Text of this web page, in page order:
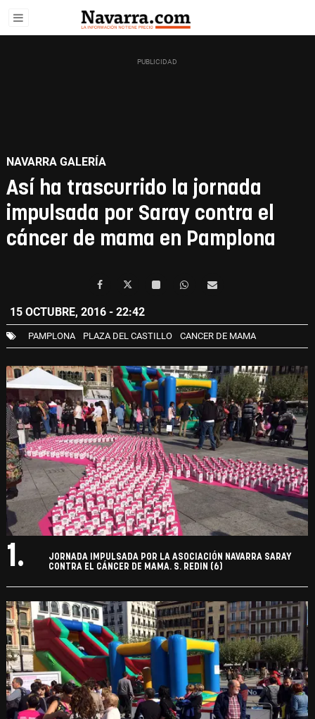
NAVARRA GALERÍA
Así ha trascurrido la jornada
impulsada por Saray contra el
cáncer de mama en Pamplona
15 OCTUBRE, 2016 - 22:42
PAMPLONA PLAZA DEL CASTILLO CANCER DE MAMA
1.
JORNADA IMPULSADA POR LA ASOCIACIÓN NAVARRA SARAY
CONTRA EL CÁNCER DE MAMA. S. REDIN (6)